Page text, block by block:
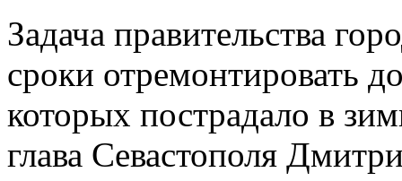
Задача правительства
сроки отремонтировать
которых пострадало в
глава Севастополя